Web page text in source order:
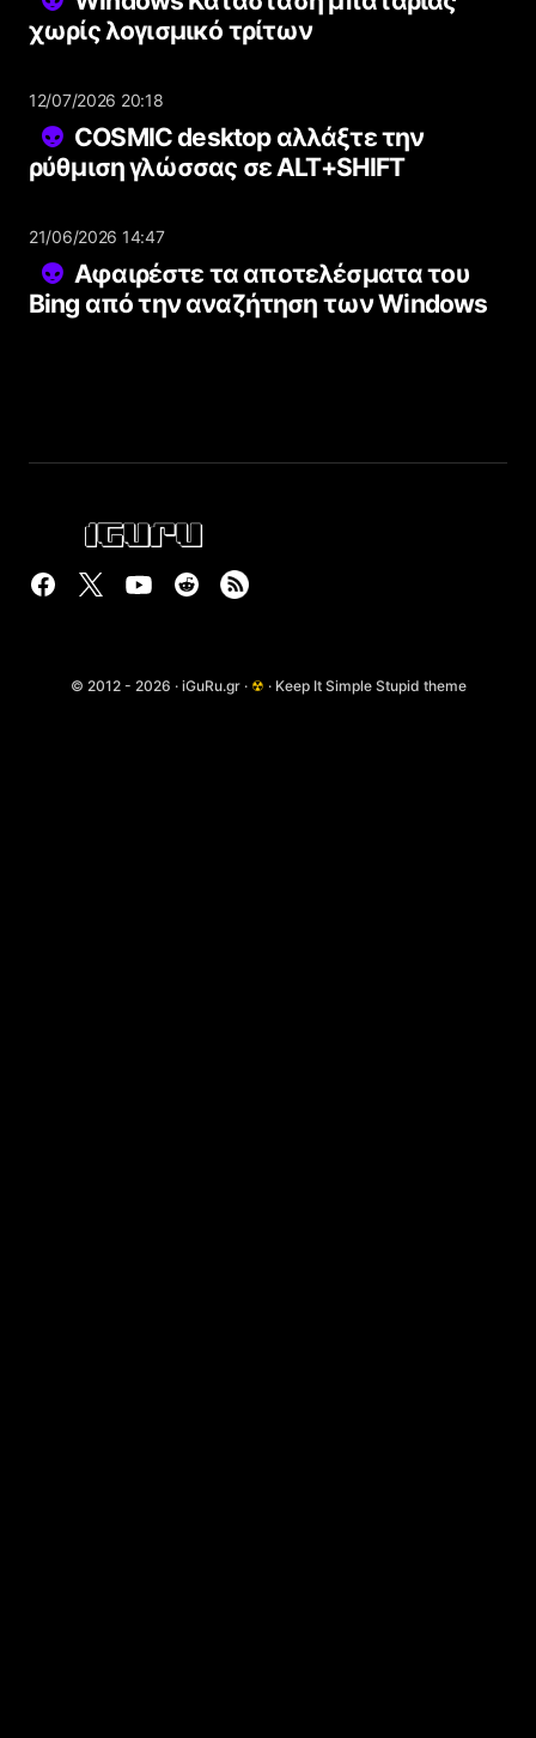
χωρίς λογισμικό τρίτων
12/07/2026 20:18
COSMIC desktop αλλάξτε την
ρύθμιση γλώσσας σε ALT+SHIFT
21/06/2026 14:47
Αφαιρέστε τα αποτελέσματα του
Bing από την αναζήτηση των Windows
© 2012 - 2026 · iGuRu.gr · ☢ · Keep It Simple Stupid theme